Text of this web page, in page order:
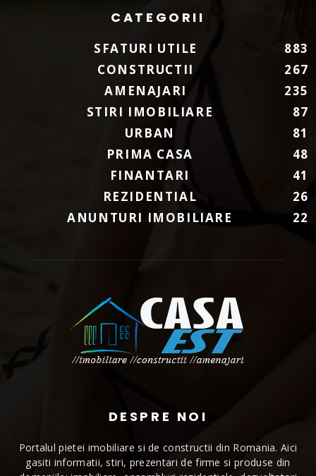
CATEGORII
SFATURI UTILE
883
CONSTRUCTII
267
AMENAJARI
235
STIRI IMOBILIARE
87
URBAN
81
PRIMA CASA
48
FINANTARI
41
REZIDENTIAL
26
ANUNTURI IMOBILIARE
22
DESPRE NOI
Portalul pietei imobiliare si de constructii din Romania. Aici
gasiti informatii, stiri, prezentari de firme si produse din